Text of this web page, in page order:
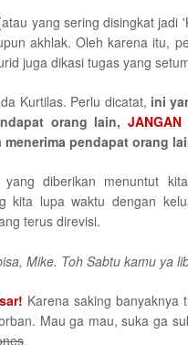
yang sering disingkat
akhlak. Oleh karena itu,
juga dikasi tugas yang
Kurtilas. Perlu dicatat, ini
orang lain, JANGAN
pendapat orang
diberikan menuntut
kita lupa waktu dengan
terus direvisi.
Mike. Toh Sabtu kamu ya
Karena saking banyaknya
Mau ga mau, suka ga
.